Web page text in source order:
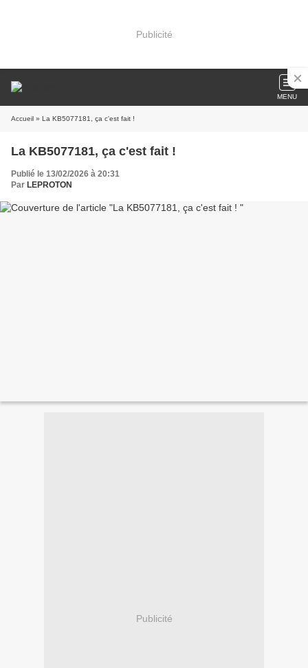
Publicité
MENU
Accueil » La KB5077181, ça c'est fait !
La KB5077181, ça c'est fait !
Publié le 13/02/2026 à 20:31
Par LEPROTON
Publicité